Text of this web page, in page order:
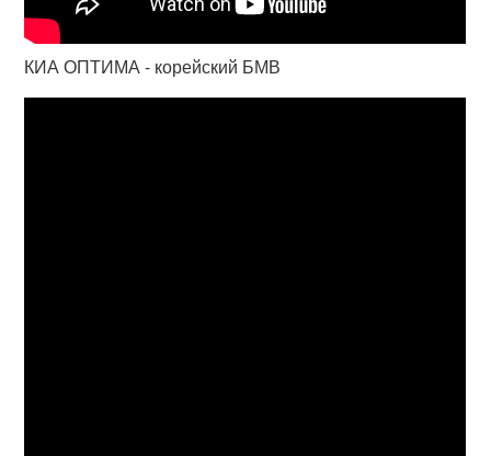
КИА ОПТИМА - корейский БМВ